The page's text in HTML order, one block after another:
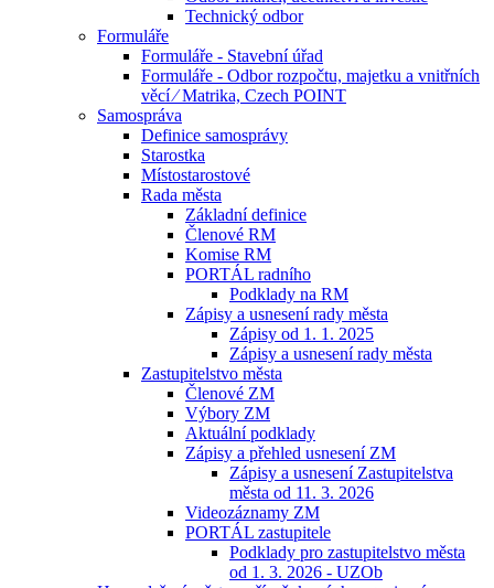
Technický odbor
Formuláře
Formuláře - Stavební úřad
Formuláře - Odbor rozpočtu, majetku a vnitřních
věcí ⁄ Matrika, Czech POINT
Samospráva
Definice samosprávy
Starostka
Místostarostové
Rada města
Základní definice
Členové RM
Komise RM
PORTÁL radního
Podklady na RM
Zápisy a usnesení rady města
Zápisy od 1. 1. 2025
Zápisy a usnesení rady města
Zastupitelstvo města
Členové ZM
Výbory ZM
Aktuální podklady
Zápisy a přehled usnesení ZM
Zápisy a usnesení Zastupitelstva
města od 11. 3. 2026
Videozáznamy ZM
PORTÁL zastupitele
Podklady pro zastupitelstvo města
od 1. 3. 2026 - UZOb